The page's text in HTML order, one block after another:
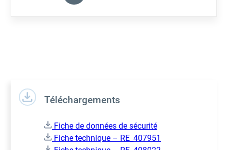
Téléchargements
Fiche de données de sécurité
Fiche technique – RE_407951